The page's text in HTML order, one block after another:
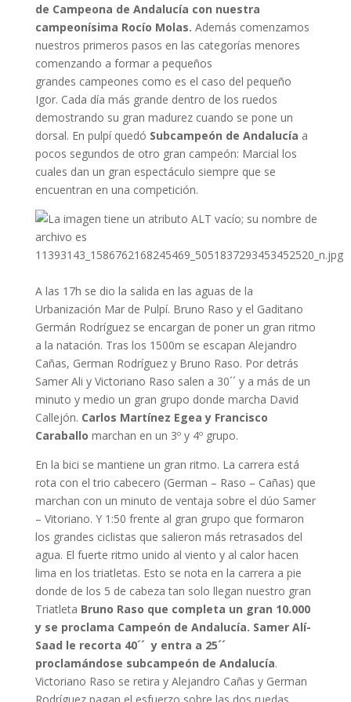
de Campeona de Andalucía con nuestra
campeonísima Rocío Molas. Además comenzamos
nuestros primeros pasos en las categorías menores
comenzando a formar a pequeños
grandes campeones como es el caso del pequeño
Igor. Cada día más grande dentro de los ruedos
demostrando su gran madurez cuando se pone un
dorsal. En pulpí quedó Subcampeón de Andalucía a
pocos segundos de otro gran campeón: Marcial los
cuales dan un gran espectáculo siempre que se
encuentran en una competición.
A las 17h se dio la salida en las aguas de la
Urbanización Mar de Pulpí. Bruno Raso y el Gaditano
Germán Rodríguez se encargan de poner un gran ritmo
a la natación. Tras los 1500m se escapan Alejandro
Cañas, German Rodríguez y Bruno Raso. Por detrás
Samer Ali y Victoriano Raso salen a 30´´ y a más de un
minuto y medio un gran grupo donde marcha David
Callejón. Carlos Martínez Egea y Francisco
Caraballo marchan en un 3º y 4º grupo.
En la bici se mantiene un gran ritmo. La carrera está
rota con el trio cabecero (German – Raso – Cañas) que
marchan con un minuto de ventaja sobre el dúo Samer
– Vitoriano. Y 1:50 frente al gran grupo que formaron
los grandes ciclistas que salieron más retrasados del
agua. El fuerte ritmo unido al viento y al calor hacen
lima en los triatletas. Esto se nota en la carrera a pie
donde de los 5 de cabeza tan solo llegan nuestro gran
Triatleta Bruno Raso que completa un gran 10.000
y se proclama Campeón de Andalucía. Samer Alí-
Saad le recorta 40´´ y entra a 25´´
proclamándose subcampeón de Andalucía.
Victoriano Raso se retira y Alejandro Cañas y German